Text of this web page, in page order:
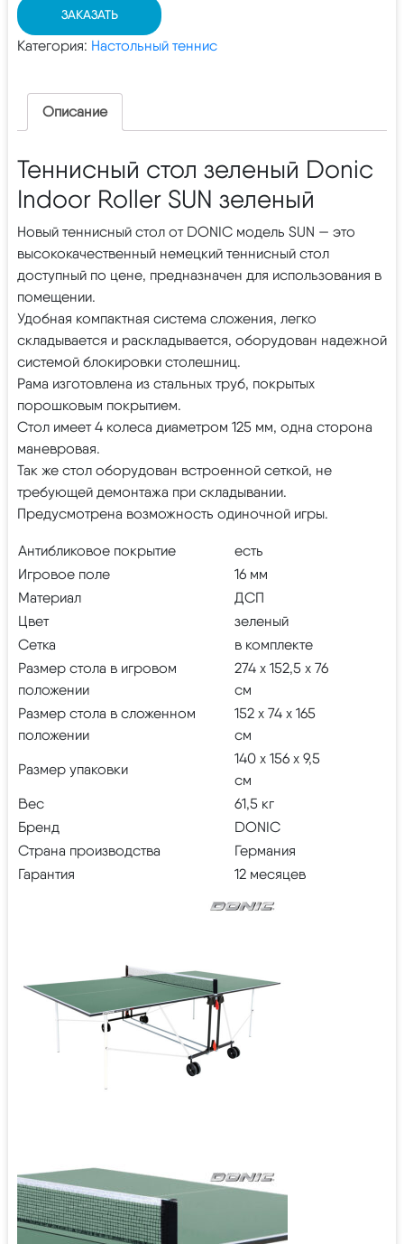
ЗАКАЗАТЬ
Категория: Настольный теннис
Описание
Теннисный стол зеленый Donic
Indoor Roller SUN зеленый
Новый теннисный стол от DONIC модель SUN — это
высококачественный немецкий теннисный стол
доступный по цене, предназначен для использования в
помещении.
Удобная компактная система сложения, легко
складывается и раскладывается, оборудован надежной
системой блокировки столешниц.
Рама изготовлена из стальных труб, покрытых
порошковым покрытием.
Стол имеет 4 колеса диаметром 125 мм, одна сторона
маневровая.
Так же стол оборудован встроенной сеткой, не
требующей демонтажа при складывании.
Предусмотрена возможность одиночной игры.
Антибликовое покрытие
есть
Игровое поле
16 мм
Материал
ДСП
Цвет
зеленый
Сетка
в комплекте
Размер стола в игровом
положении
274 х 152,5 х 76
см
Размер стола в сложенном
положении
152 х 74 х 165
см
Размер упаковки
140 х 156 х 9,5
см
Вес
61,5 кг
Бренд
DONIC
Страна производства
Германия
Гарантия
12 месяцев